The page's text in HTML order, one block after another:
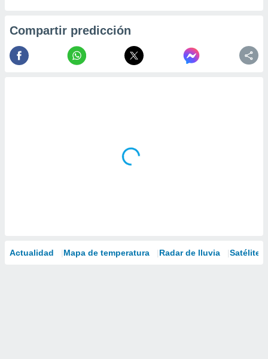
Compartir predicción
Actualidad Mapa de temperatura Radar de lluvia Satélites